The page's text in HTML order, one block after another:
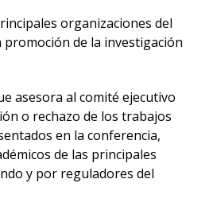
organizaciones del
promoción de la investigación
asesora al comité ejecutivo
o rechazo de los trabajos
en la conferencia,
de las principales
y por reguladores del